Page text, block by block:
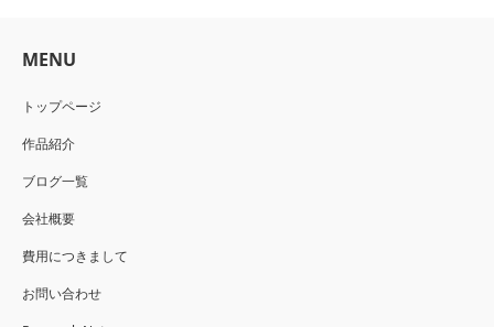
MENU
トップページ
作品紹介
ブログ一覧
会社概要
費用につきまして
お問い合わせ